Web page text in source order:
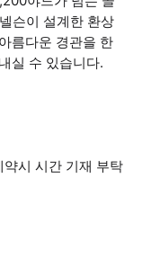
슨이 설계한 환상
름다운 경관을 한
실 수 있습니다.
시 시간 기재 부탁